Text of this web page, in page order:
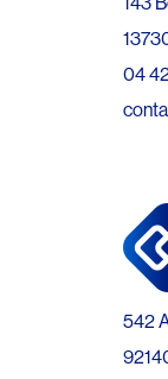
04
542